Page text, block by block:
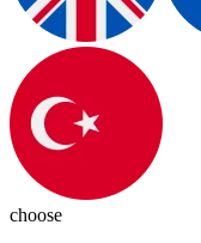
choose